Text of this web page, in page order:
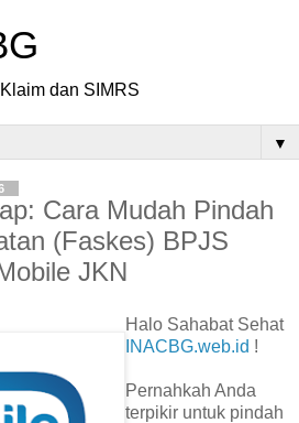
dan SIMRS
▼
Cara Mudah Pindah
(Faskes) BPJS
JKN
Halo Sahabat Sehat
INACBG.web.id !
Pernahkah Anda
terpikir untuk pindah